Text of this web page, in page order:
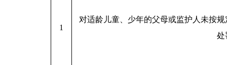
1
对适龄儿童、少年的父母或监护人未按
处